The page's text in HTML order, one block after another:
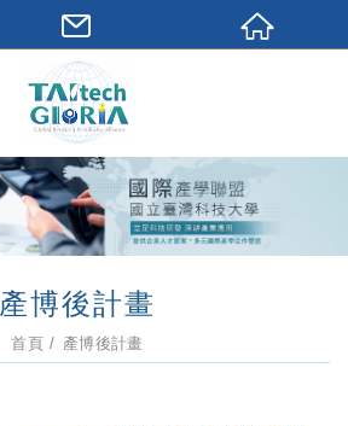
產博後計畫
首頁 產博後計畫